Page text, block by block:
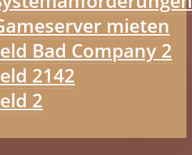
mieten
Bad Company 2
2142
2